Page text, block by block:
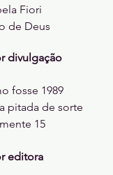
Fiori
de Deus
divulgação
fosse 1989
pitada de sorte
15
editora